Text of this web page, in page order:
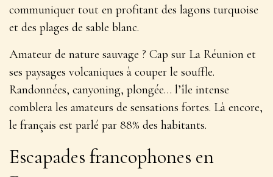
communiquer tout en profitant des lagons turquoise
et des plages de sable blanc.
Amateur de nature sauvage ? Cap sur La Réunion et
ses paysages volcaniques à couper le souffle.
Randonnées, canyoning, plongée… l’île intense
comblera les amateurs de sensations fortes. Là encore,
le français est parlé par 88% des habitants.
Escapades francophones en